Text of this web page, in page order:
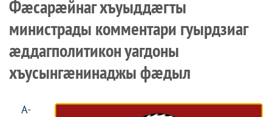
Фæсарæйнаг хъуыддæгты
министрады комментари гуырдзиаг
æддагполитикон уагдоны
хъусынгæнинаджы фæдыл
A-